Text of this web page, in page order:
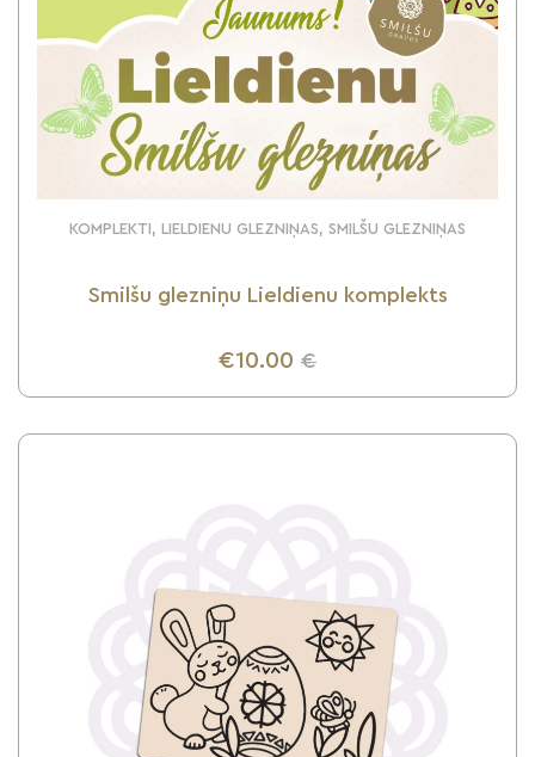
KOMPLEKTI, LIELDIENU GLEZNIŅAS, SMILŠU GLEZNIŅAS
Smilšu glezniņu Lieldienu komplekts
€10.00 €
UZZINI VAIRĀK